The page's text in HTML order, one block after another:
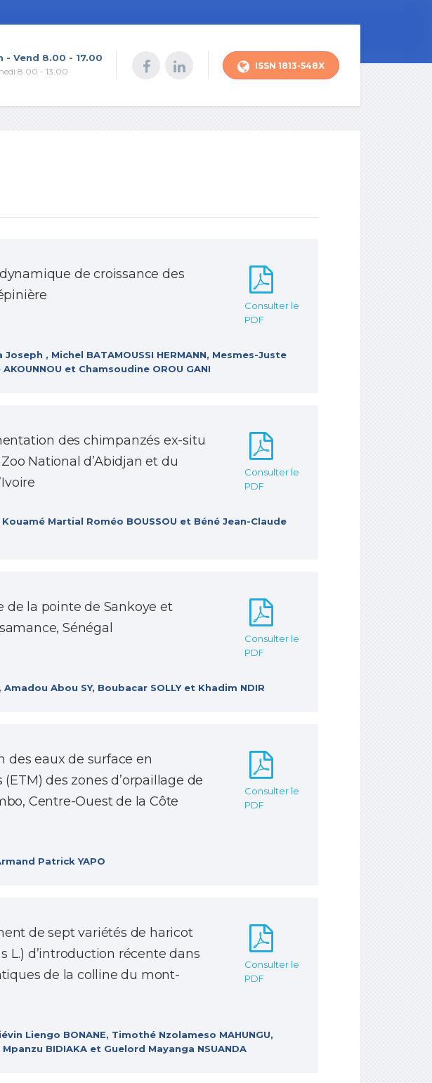
- Vend 8.00 - 17.00
8.00 - 13.00
ISSN 1813-548X
de croissance des
Consulter le
PDF
Joseph , Michel BATAMOUSSI HERMANN, Mesmes-Juste
et Chamsoudine OROU GANI
des chimpanzés ex-situ
National d’Abidjan et du
Consulter le
PDF
Kouamé Martial Roméo BOUSSOU et Béné Jean-Claude
la pointe de Sankoye et
Sénégal
Consulter le
PDF
Abou SY, Boubacar SOLLY et Khadim NDIR
des eaux de surface en
des zones d’orpaillage de
Centre-Ouest de la Côte
Consulter le
PDF
Patrick YAPO
de sept variétés de haricot
L.) d’introduction récente dans
de la colline du mont-
Consulter le
PDF
Liengo BONANE, Timothé Nzolameso MAHUNGU,
BIDIAKA et Guelord Mayanga NSUANDA